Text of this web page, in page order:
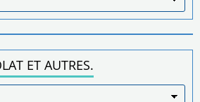
ET AUTRES.